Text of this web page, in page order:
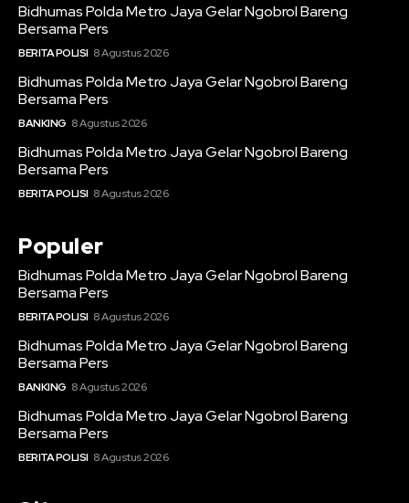
Bidhumas Polda Metro Jaya Gelar Ngobrol Bareng
Bersama Pers
BERITA POLISI 8 Agustus 2026
Bidhumas Polda Metro Jaya Gelar Ngobrol Bareng
Bersama Pers
BANKING 8 Agustus 2026
Bidhumas Polda Metro Jaya Gelar Ngobrol Bareng
Bersama Pers
BERITA POLISI 8 Agustus 2026
Populer
Bidhumas Polda Metro Jaya Gelar Ngobrol Bareng
Bersama Pers
BERITA POLISI 8 Agustus 2026
Bidhumas Polda Metro Jaya Gelar Ngobrol Bareng
Bersama Pers
BANKING 8 Agustus 2026
Bidhumas Polda Metro Jaya Gelar Ngobrol Bareng
Bersama Pers
BERITA POLISI 8 Agustus 2026